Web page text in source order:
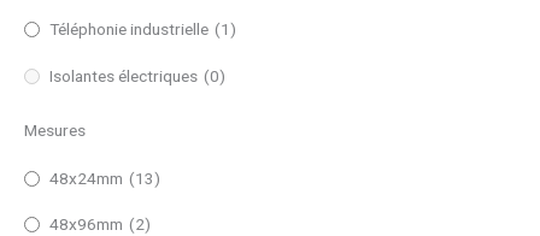
Téléphonie industrielle (1)
Isolantes électriques (0)
Mesures
48x24mm (13)
48x96mm (2)